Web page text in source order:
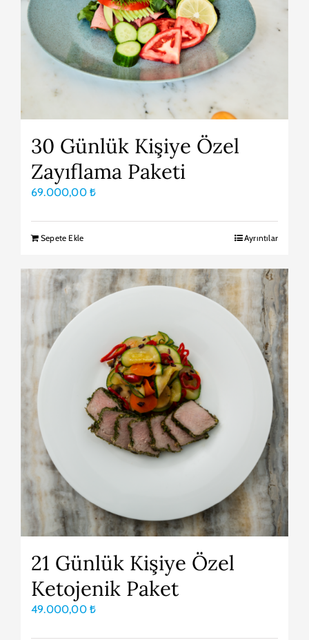
30 Günlük Kişiye Özel
Zayıflama Paketi
69.000,00 ₺
Sepete Ekle Ayrıntılar
21 Günlük Kişiye Özel
Ketojenik Paket
49.000,00 ₺